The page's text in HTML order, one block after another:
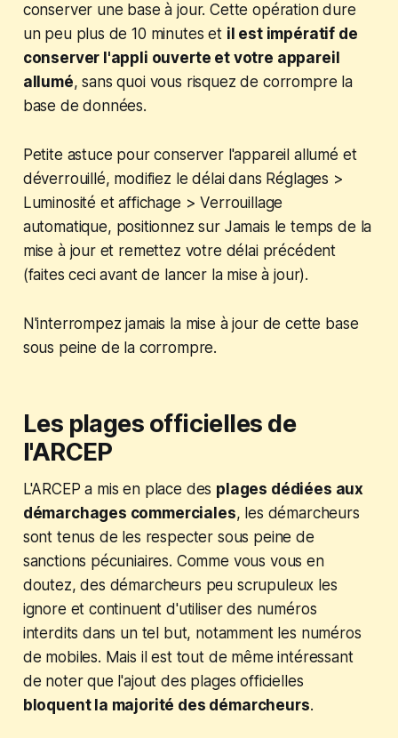
conserver une base à jour. Cette opération dure
un peu plus de 10 minutes et il est impératif de
conserver l'appli ouverte et votre appareil
allumé, sans quoi vous risquez de corrompre la
base de données.
Petite astuce pour conserver l'appareil allumé et
déverrouillé, modifiez le délai dans Réglages >
Luminosité et affichage >Verrouillage
automatique, positionnez sur Jamais le temps de la
mise à jour et remettez votre délai précédent
(faites ceci avant de lancer la mise à jour).
N'interrompez jamais la mise à jour de cette base
sous peine de la corrompre.
Les plages officielles de
l'ARCEP
L'ARCEP a mis en place des plages dédiées aux
démarchages commerciales, les démarcheurs
sont tenus de les respecter sous peine de
sanctions pécuniaires. Comme vous vous en
doutez, des démarcheurs peu scrupuleux les
ignore et continuent d'utiliser des numéros
interdits dans un tel but, notamment les numéros
de mobiles. Mais il est tout de même intéressant
de noter que l'ajout des plages officielles
bloquent la majorité des démarcheurs.